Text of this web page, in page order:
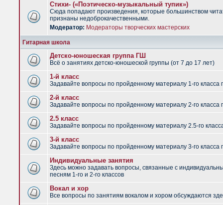
Стихи- («Поэтическо-музыкальный тупик»)
Сюда попадают произведения, которые большинством
признаны недоброкачественными.
Модератор: Модераторы творческих мастерских
Гитарная школа
Детско-юношеская группа ГШ
Всё о занятиях детско-юношеской группы (от 7 до 17 лет)
1-й класс
Задавайте вопросы по пройденному материалу 1-го класса
2-й класс
Задавайте вопросы по пройденному материалу 2-го класса
2.5 класс
Задавайте вопросы по пройденному материалу 2.5-го
3-й класс
Задавайте вопросы по пройденному материалу 3-го класса
Индивидуальные занятия
Здесь можно задавать вопросы, связанные с
песням 1-го и 2-го классов
Вокал и хор
Все вопросы по занятиям вокалом и хором обсуждаются